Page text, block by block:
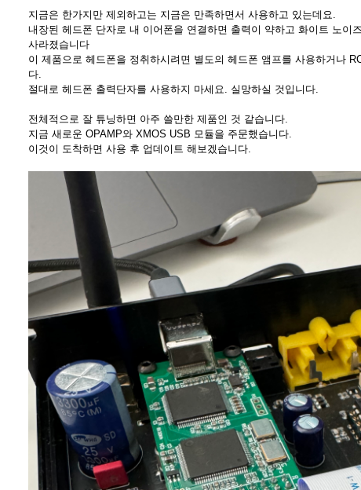
지금은 한가지만 제외하고는 지금은 만족하면서 사용하고 있는데요.
내장된 헤드폰 단자로 내 이어폰을 연결하면 출력이 약하고 화이트 노이
사라졌습니다
이 제품으로 헤드폰을 정취하시려면 별도의 헤드폰 앰프를 사용하거나
다.
절대로 헤드폰 출력단자를 사용하지 마세요. 실망하실 것입니다.
전체적으로 잘 튜닝하면 아주 쓸만한 제품인 것 같습니다.
지금 새로운 OPAMP와 XMOS USB 모듈을 주문했습니다.
이것이 도착하면 사용 후 업데이트 해보겠습니다.